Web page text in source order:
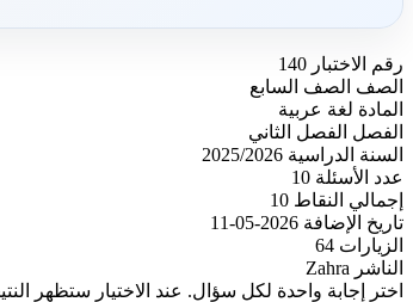
رقم الاختبار 140
الصف الصف السابع
المادة لغة عربية
الفصل الفصل الثاني
السنة الدراسية 2025/2026
عدد الأسئلة 10
إجمالي النقاط 10
تاريخ الإضافة 2026-05-11
الزيارات 64
الناشر Zahra
اختر إجابة واحدة لكل سؤال. عند الاختيار ستظهر